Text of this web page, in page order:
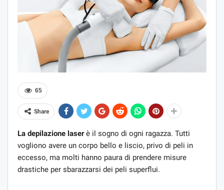
65
Share
La depilazione laserè il sogno di ogni ragazza. Tutti
vogliono avere un corpo bello e liscio, privo di peli in
eccesso, ma molti hanno paura di prendere misure
drastiche per sbarazzarsi dei peli superflui.